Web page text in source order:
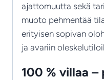
ajattomuutta sekä
muoto pehmentää
erityisen sopivan
ja avariin
100 % villaa –